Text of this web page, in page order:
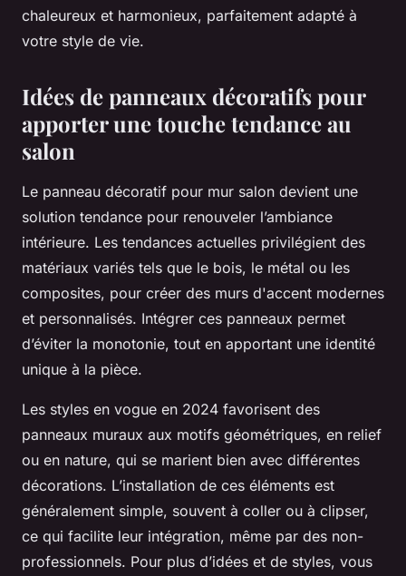
chaleureux et harmonieux, parfaitement adapté à
votre style de vie.
Idées de panneaux décoratifs pour
apporter une touche tendance au
salon
Le panneau décoratif pour mur salon devient une
solution tendance pour renouveler l’ambiance
intérieure. Les tendances actuelles privilégient des
matériaux variés tels que le bois, le métal ou les
composites, pour créer des murs d'accent modernes
et personnalisés. Intégrer ces panneaux permet
d’éviter la monotonie, tout en apportant une identité
unique à la pièce.
Les styles en vogue en 2024 favorisent des
panneaux muraux aux motifs géométriques, en relief
ou en nature, qui se marient bien avec différentes
décorations. L’installation de ces éléments est
généralement simple, souvent à coller ou à clipser,
ce qui facilite leur intégration, même par des non-
professionnels. Pour plus d’idées et de styles, vous